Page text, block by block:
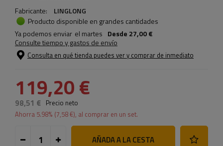
Fabricante:
LINGLONG
Producto disponible en grandes cantidades
Ya podemos enviar el martes Desde 27,00 €
Consulte tiempo y gastos de envío
Consulta en qué tienda puedes ver y comprar de inmediato
119,20 €
98,51 € Precio neto
Ahorra 5.98% (7,58 €), al comprar en un set.
AÑADA A LA CESTA